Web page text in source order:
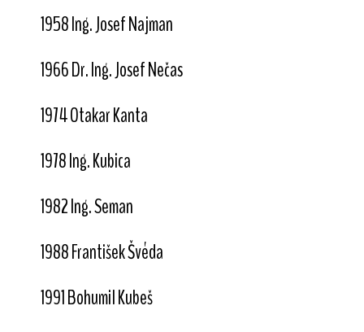
1958 Ing. Josef Najman
1966 Dr. Ing. Josef Nečas
1974 Otakar Kanta
1978 Ing. Kubica
1982 Ing. Seman
1988 František Švéda
1991 Bohumil Kubeš